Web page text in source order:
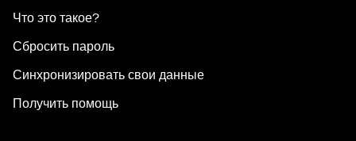
Что это такое?
Сбросить пароль
Синхронизировать свои данные
Получить помощь